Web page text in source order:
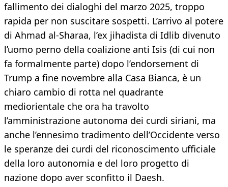
fallimento dei dialoghi del marzo 2025, troppo
rapida per non suscitare sospetti. L’arrivo al potere
di Ahmad al-Sharaa, l’ex jihadista di Idlib divenuto
l’uomo perno della coalizione anti Isis (di cui non
fa formalmente parte) dopo l’endorsement di
Trump a fine novembre alla Casa Bianca, è un
chiaro cambio di rotta nel quadrante
mediorientale che ora ha travolto
l’amministrazione autonoma dei curdi siriani, ma
anche l’ennesimo tradimento dell’Occidente verso
le speranze dei curdi del riconoscimento ufficiale
della loro autonomia e del loro progetto di
nazione dopo aver sconfitto il Daesh.